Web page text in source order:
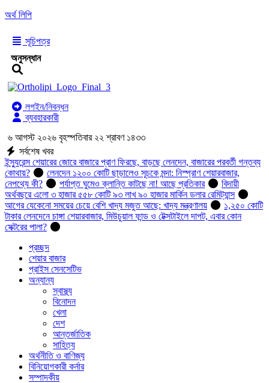
অর্থ লিপি
সূচিপত্র
অনুসন্ধান
লগইন/নিবন্ধন
ব্যবহারকারী
৬ আগস্ট ২০২৬ বৃহস্পতিবার ২২ শ্রাবণ ১৪৩৩
সর্বশেষ খবর
ইন্স্যুরেন্স শেয়ারের জোরে বাজারে প্রাণ ফিরছে, বাড়ছে লেনদেন, বাজারের পরবর্তী গন্তব্য
কোথায়?
লেনদেন ১২০০ কোটি ছাড়ালেও সূচকে মন্দা: নিস্প্রাণ শেয়ারবাজার,
নেপথ্যে কী?
পর্যাপ্ত ঘুমেও ক্লান্তি কাটছে না! আছে প্রতিকার
বিদায়ী
অর্থবছরে এলো ৩ হাজার ৫৫৮ কোটি ৯৩ লাখ ৯০ হাজার মার্কিন ডলার রেমিট্যান্স
আগের যেকেনো সময়ের চেয়ে বেশি খাদ্য মজুত আছে: খাদ্য মন্ত্রণালয়
১,২৫০ কোটি
টাকার লেনদেনে চাঙ্গা শেয়ারবাজার, মিউচুয়াল ফান্ড ও টেক্সটাইলে দাপট, এবার কোন
সেক্টরের পালা?
প্রচ্ছদ
শেয়ার বাজার
প্রাইস সেনসেটিভ
অন্যান্য
স্বাস্থ্য
বিনোদন
খেলা
দেশ
আন্তর্জাতিক
সাহিত্য
অর্থনীতি ও বাণিজ্য
বিনিয়োগকারী কর্নার
সম্পাদকীয়